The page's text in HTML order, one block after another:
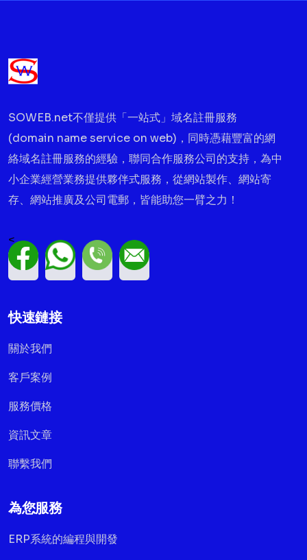
SOWEB.net不僅提供「一站式」域名註冊服務
(domain name service on web)，同時憑藉豐富的網
絡域名註冊服務的經驗，聯同合作服務公司的支持，為中
小企業經營業務提供夥伴式服務，從網站製作、網站寄
存、網站推廣及公司電郵，皆能助您一臂之力！
<
快速鏈接
關於我們
客戶案例
服務價格
資訊文章
聯繫我們
為您服務
ERP系統的編程與開發